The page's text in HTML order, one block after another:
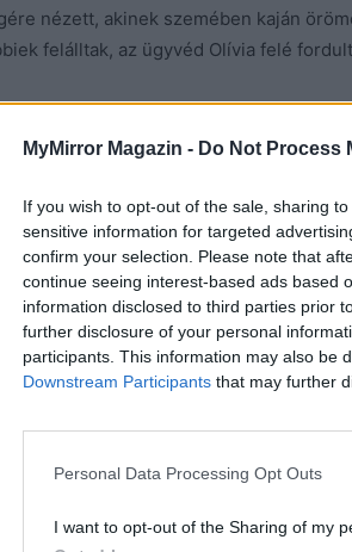
MyMirror Magazin - Do Not Process
If you wish to opt-out of the sale, sharing
sensitive information for targeted
confirm your selection. Please note that
continue seeing interest-based ads based
information disclosed to third parties prior
further disclosure of your personal
participants. This information may also be
Downstream Participants that may further
Personal Data Processing Opt Outs
I want to opt-out of the Sharing of my
nézett, akinek szemében kaján
felálltak, az ügyvéd Olívia felé
az édesanyja és a férje se. Van még
a férje, nem hagyhatott mindent
elegáns, fekete kosztümjét, és
maradjanak.
amit nálam hagyott az elhunyt!
meg, ha bármi történne vele.
Mintha magában jobban bízott
hallotta, hogy ilyen élesen is tud
vagy a közöny álcája mögé bújt.
szokás… De nyitom is, és olvasom,